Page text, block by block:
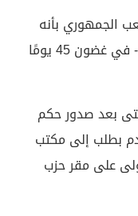
الجمهوري بأنه
ينبغي عقد مؤتمر جديد للحزب -انتخابات- في غضون 45 يومًا
بعد صدور حكم
بطلب إلى مكتب
على مقر حزب